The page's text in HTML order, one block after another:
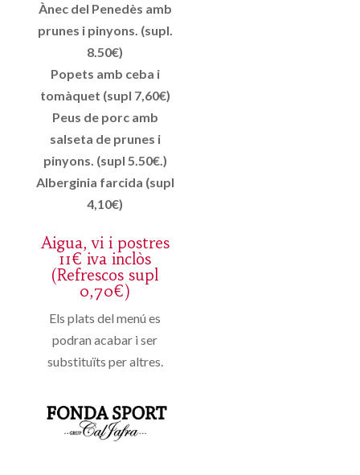
Ànec del Penedès amb
prunes i pinyons. (supl.
8.50€)
Popets amb ceba i
tomàquet (supl 7,60€)
Peus de porc amb
salseta de prunes i
pinyons. (supl 5.50€.)
Alberginia farcida (supl
4,10€)
Aigua, vi i postres
11€ iva inclòs
(Refrescos supl
0,70€)
Els plats del menú es
podran acabar i ser
substituïts per altres.